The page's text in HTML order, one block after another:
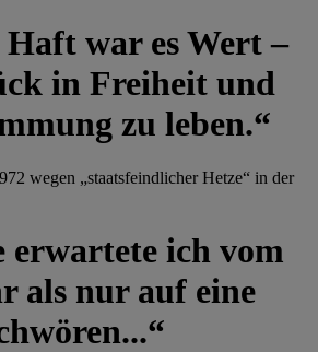
Haft war es Wert –
in Freiheit und
zu leben.“
wegen „staatsfeindlicher Hetze“ in der
erwartete ich vom
als nur auf eine